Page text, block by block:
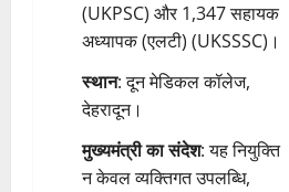
(UKPSC) और 1,347 सहायक
अध्यापक (एलटी) (UKSSSC)।
स्थान: दून मेडिकल कॉलेज,
देहरादून।
मुख्यमंत्री का संदेश: यह नियुक्ति
न केवल व्यक्तिगत उपलब्धि,